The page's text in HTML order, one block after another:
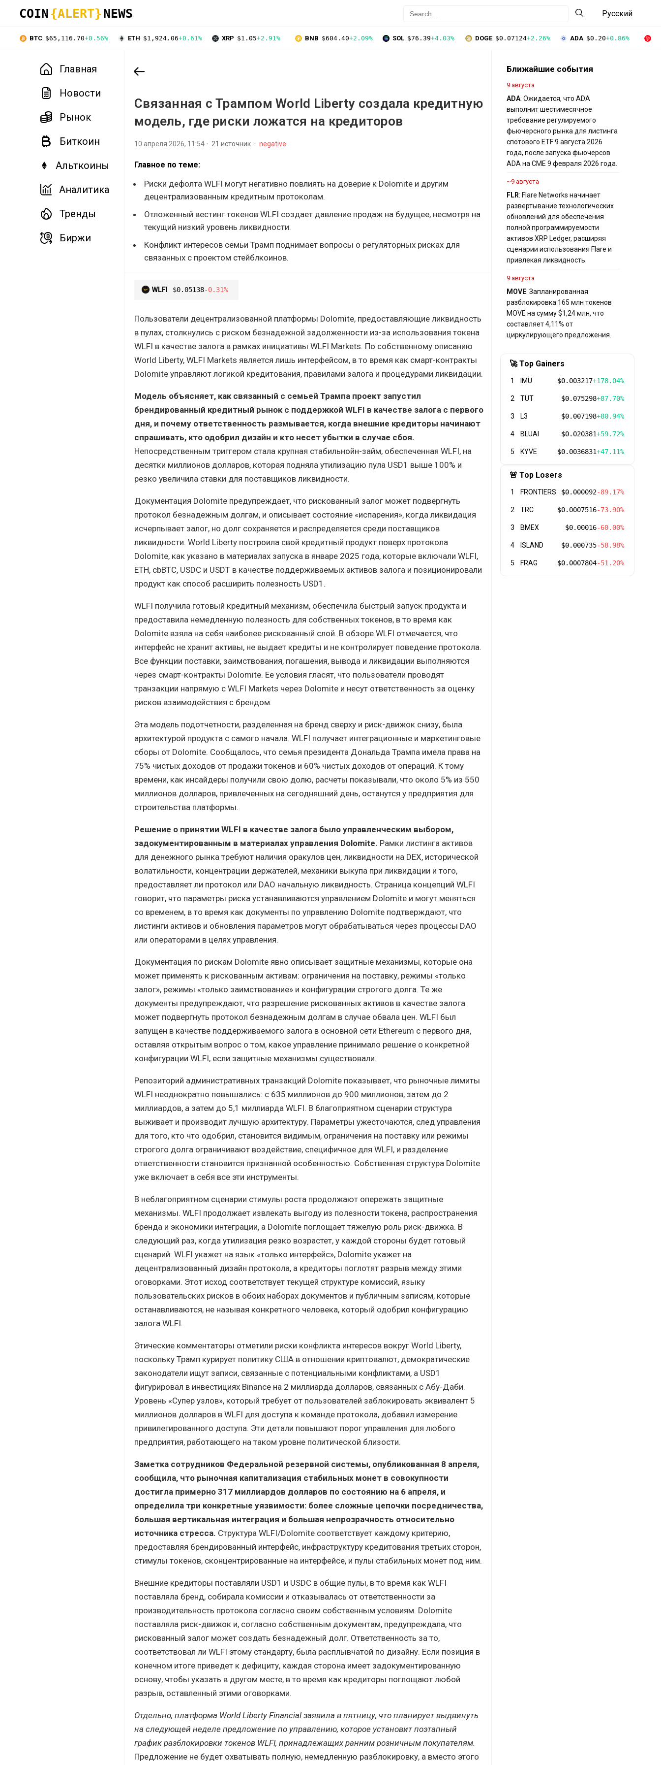
COIN {ALERT} NEWS Русский
BTC $65,116.70+0.56% ETH $1,924.06+0.61% XRP $1.05+2.91% BNB $604.40+2.09% SOL $76.39+4.03% DOGE $0.07124+2.26% ADA $0.20+0.86%
Главная
Новости
Рынок
Биткоин
Альткоины
Аналитика
Тренды
Биржи
Связанная с Трампом World Liberty создала кредитную
модель, где риски ложатся на кредиторов
10 апреля 2026, 11:54 21 источник negative
Главное по теме:
Риски дефолта WLFI могут негативно повлиять на доверие к Dolomite и другим
децентрализованным кредитным протоколам.
Отложенный вестинг токенов WLFI создает давление продаж на будущее, несмотря на
текущий низкий уровень ликвидности.
Конфликт интересов семьи Трамп поднимает вопросы о регуляторных рисках для
связанных с проектом стейблкоинов.
WLFI $0.05138-0.31%
Пользователи децентрализованной платформы Dolomite, предоставляющие ликвидность
в пулах, столкнулись с риском безнадежной задолженности из-за использования токена
WLFI в качестве залога в рамках инициативы WLFI Markets. По собственному описанию
World Liberty, WLFI Markets является лишь интерфейсом, в то время как смарт-контракты
Dolomite управляют логикой кредитования, правилами залога и процедурами ликвидации.
Модель объясняет, как связанный с семьей Трампа проект запустил
брендированный кредитный рынок с поддержкой WLFI в качестве залога с первого
дня, и почему ответственность размывается, когда внешние кредиторы начинают
спрашивать, кто одобрил дизайн и кто несет убытки в случае сбоя.
Непосредственным триггером стала крупная стабильнойн-займ, обеспеченная WLFI, на
десятки миллионов долларов, которая подняла утилизацию пула USD1 выше 100% и
резко увеличила ставки для поставщиков ликвидности.
Документация Dolomite предупреждает, что рискованный залог может подвергнуть
протокол безнадежным долгам, и описывает состояние «испарения», когда ликвидация
исчерпывает залог, но долг сохраняется и распределяется среди поставщиков
ликвидности. World Liberty построила свой кредитный продукт поверх протокола
Dolomite, как указано в материалах запуска в январе 2025 года, которые включали WLFI,
ETH, cbBTC, USDC и USDT в качестве поддерживаемых активов залога и позиционировали
продукт как способ расширить полезность USD1.
WLFI получила готовый кредитный механизм, обеспечила быстрый запуск продукта и
предоставила немедленную полезность для собственных токенов, в то время как
Dolomite взяла на себя наиболее рискованный слой. В обзоре WLFI отмечается, что
интерфейс не хранит активы, не выдает кредиты и не контролирует поведение протокола.
Все функции поставки, заимствования, погашения, вывода и ликвидации выполняются
через смарт-контракты Dolomite. Ее условия гласят, что пользователи проводят
транзакции напрямую с WLFI Markets через Dolomite и несут ответственность за оценку
рисков взаимодействия с брендом.
Эта модель подотчетности, разделенная на бренд сверху и риск-движок снизу, была
архитектурой продукта с самого начала. WLFI получает интеграционные и маркетинговые
сборы от Dolomite. Сообщалось, что семья президента Дональда Трампа имела права на
75% чистых доходов от продажи токенов и 60% чистых доходов от операций. К тому
времени, как инсайдеры получили свою долю, расчеты показывали, что около 5% из 550
миллионов долларов, привлеченных на сегодняшний день, останутся у предприятия для
строительства платформы.
Решение о принятии WLFI в качестве залога было управленческим выбором,
задокументированным в материалах управления Dolomite. Рамки листинга активов
для денежного рынка требуют наличия оракулов цен, ликвидности на DEX, исторической
волатильности, концентрации держателей, механики выкупа при ликвидации и того,
предоставляет ли протокол или DAO начальную ликвидность. Страница концепций WLFI
говорит, что параметры риска устанавливаются управлением Dolomite и могут меняться
со временем, в то время как документы по управлению Dolomite подтверждают, что
листинги активов и обновления параметров могут обрабатываться через процессы DAO
или операторами в целях управления.
Документация по рискам Dolomite явно описывает защитные механизмы, которые она
может применять к рискованным активам: ограничения на поставку, режимы «только
залог», режимы «только заимствование» и конфигурации строгого долга. Те же
документы предупреждают, что разрешение рискованных активов в качестве залога
может подвергнуть протокол безнадежным долгам в случае обвала цен. WLFI был
запущен в качестве поддерживаемого залога в основной сети Ethereum с первого дня,
оставляя открытым вопрос о том, какое управление принимало решение о конкретной
конфигурации WLFI, если защитные механизмы существовали.
Репозиторий административных транзакций Dolomite показывает, что рыночные лимиты
WLFI неоднократно повышались: с 635 миллионов до 900 миллионов, затем до 2
миллиардов, а затем до 5,1 миллиарда WLFI. В благоприятном сценарии структура
выживает и производит лучшую архитектуру. Параметры ужесточаются, след управления
для того, кто что одобрил, становится видимым, ограничения на поставку или режимы
строгого долга ограничивают воздействие, специфичное для WLFI, и разделение
ответственности становится признанной особенностью. Собственная структура Dolomite
уже включает в себя все эти инструменты.
В неблагоприятном сценарии стимулы роста продолжают опережать защитные
механизмы. WLFI продолжает извлекать выгоду из полезности токена, распространения
бренда и экономики интеграции, а Dolomite поглощает тяжелую роль риск-движка. В
следующий раз, когда утилизация резко возрастет, у каждой стороны будет готовый
сценарий: WLFI укажет на язык «только интерфейс», Dolomite укажет на
децентрализованный дизайн протокола, а кредиторы поглотят разрыв между этими
оговорками. Этот исход соответствует текущей структуре комиссий, языку
пользовательских рисков в обоих наборах документов и публичным записям, которые
останавливаются, не называя конкретного человека, который одобрил конфигурацию
залога WLFI.
Этические комментаторы отметили риски конфликта интересов вокруг World Liberty,
поскольку Трамп курирует политику США в отношении криптовалют, демократические
законодатели ищут записи, связанные с потенциальными конфликтами, а USD1
фигурировал в инвестициях Binance на 2 миллиарда долларов, связанных с Абу-Даби.
Уровень «Супер узлов», который требует от пользователей заблокировать эквивалент 5
миллионов долларов в WLFI для доступа к команде протокола, добавил измерение
привилегированного доступа. Эти детали повышают порог управления для любого
предприятия, работающего на таком уровне политической близости.
Заметка сотрудников Федеральной резервной системы, опубликованная 8 апреля,
сообщила, что рыночная капитализация стабильных монет в совокупности
достигла примерно 317 миллиардов долларов по состоянию на 6 апреля, и
определила три конкретные уязвимости: более сложные цепочки посредничества,
большая вертикальная интеграция и большая непрозрачность относительно
источника стресса. Структура WLFI/Dolomite соответствует каждому критерию,
предоставляя брендированный интерфейс, инфраструктуру кредитования третьих сторон,
стимулы токенов, сконцентрированные на интерфейсе, и пулы стабильных монет под ним.
Внешние кредиторы поставляли USD1 и USDC в общие пулы, в то время как WLFI
поставляла бренд, собирала комиссии и отказывалась от ответственности за
производительность протокола согласно своим собственным условиям. Dolomite
поставляла риск-движок и, согласно собственным документам, предупреждала, что
рискованный залог может создать безнадежный долг. Ответственность за то,
соответствовал ли WLFI этому стандарту, была расплывчатой по дизайну. Если позиция в
конечном итоге приведет к дефициту, каждая сторона имеет задокументированную
основу, чтобы указать в другом месте, в то время как кредиторы поглощают любой
разрыв, оставленный этими оговорками.
Отдельно, платформа World Liberty Financial заявила в пятницу, что планирует выдвинуть
на следующей неделе предложение по управлению, которое установит поэтапный
график разблокировки токенов WLFI, принадлежащих ранним розничным покупателям.
Предложение не будет охватывать полную, немедленную разблокировку, а вместо этого
Ближайшие события
9 августа
ADA: Ожидается, что ADA
выполнит шестимесячное
требование регулируемого
фьючерсного рынка для листинга
спотового ETF 9 августа 2026
года, после запуска фьючерсов
ADA на CME 9 февраля 2026 года.
~9 августа
FLR: Flare Networks начинает
развертывание технологических
обновлений для обеспечения
полной программируемости
активов XRP Ledger, расширяя
сценарии использования Flare и
привлекая ликвидность.
9 августа
MOVE: Запланированная
разблокировка 165 млн токенов
MOVE на сумму $1,24 млн, что
составляет 4,11% от
циркулирующего предложения.
🚀 Top Gainers
1 IMU $0.003217+178.04%
2 TUT $0.075298+87.70%
3 L3 $0.007198+80.94%
4 BLUAI $0.020381+59.72%
5 KYVE $0.0036831+47.11%
🚨 Top Losers
1 FRONTIERS $0.000092-89.17%
2 TRC $0.0007516-73.90%
3 BMEX $0.00016-60.00%
4 ISLAND $0.000735-58.98%
5 FRAG $0.0007804-51.20%